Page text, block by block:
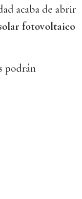
acaba de abrir
fotovoltaico
podrán